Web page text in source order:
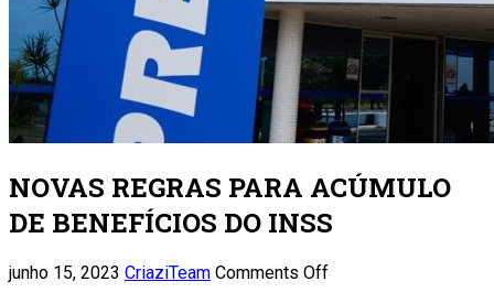
NOVAS REGRAS PARA ACÚMULO
DE BENEFÍCIOS DO INSS
junho 15, 2023 CriaziTeam Comments Off